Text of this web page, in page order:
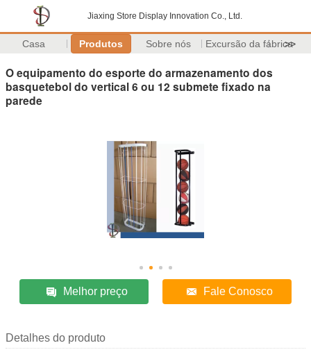
Jiaxing Store Display Innovation Co., Ltd.
Casa Produtos Sobre nós Excursão da fábrica
>>
O equipamento do esporte do armazenamento dos
basquetebol do vertical 6 ou 12 submete fixado na
parede
Melhor preço Fale Conosco
Detalhes do produto